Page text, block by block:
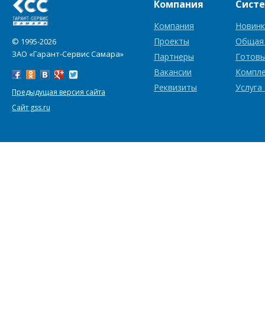
© 1995-2026
ЗАО «Гарант-Сервис Самара»
Предыдущая версия сайта
Сайт gss.ru
Компания
Компания
Проекты
Партнеры
Вакансии
Реквизиты
Общая